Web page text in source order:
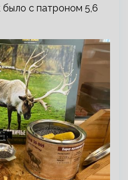
было с патроном 5,6